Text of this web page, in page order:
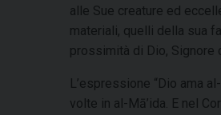
alle Sue creature ed
materiali, quelli della sua
prossimità di Dio,
L’espressione “Dio ama
volte in al-Mā’ida. E nel